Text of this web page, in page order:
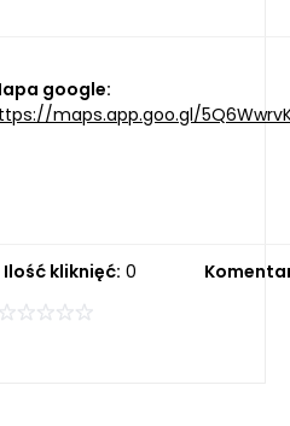
google:
maps.app.goo.gl/
Ilość kliknięć: 0